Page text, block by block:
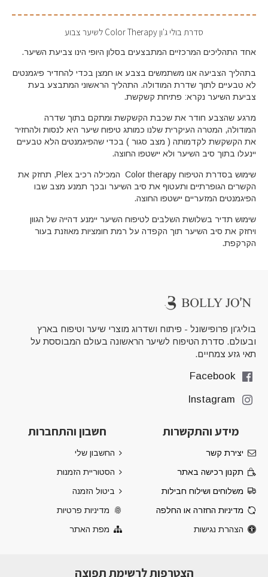
סדרת בולי ג'ון Color Therapy לשיער צבוע
אחד התהליכים המרכזיים המתבצעים בסלון היופי הינו צביעת השיער.
בתהליך הצביעה אנו משתמשים בצבע או חמצן בכדי להחדיר פיגמנטים
לא טבעיים לתוך שדרת המודולה. התהליך הראשוני המתבצע בעת
צביעת השיער נקרא: פתיחת קשקשת.
מרגע שהצבע חודר את שכבת הקשקשת ומתקם בתוך שדרה
המודולה, המטרה העיקרית שלנו כמותג טיפוח שיער היא לנסות ולהחזיר
את הקשקשת לקדמותה ( מצב סגור ) בכדי שהפיגמנטים הלא טבעיים
יינעלו בתוך סיב השיער ולא יישטפו החוצה.
שימוש בסדרת הטיפוח Color therapy המכילה רכיב Plex, תחזק את
הקשרים הגופרתיים ותעטוף את סיב השיער ובכך תמנע מצב שבו
הפיגמנטים המזעריים יישטפו החוצה.
שימוש תדיר בשלושת השלבים לטיפוח השיער יימנע דהייה של הגוון
ויחזק את סיב השיער תוך הקפדה על רמת חומציות מאוזנת בעור
הקרקפת.
בוליג'ון פרופישונל - פיתוח ושדרוג מוצרי שיער וטיפוח בארץ
ובעולם. סדרת הטיפוח לשיער הראשונה בעולם המבוססת על
תאי גזע צמחיים.
Facebook
Instagram
מידע והתקשרות
יצירת קשר
תקנון רכישה באתר
משלוחים ושילוח חבילות
מדיניות החזרה או החלפה
הצהרת נגישות
חשבון והתחברות
החשבון שלי
הסטוריית הזמנות
ביטול הזמנה
מדיניות פרטיות
מפת האתר
הצטרפות לרשימת תפוצה